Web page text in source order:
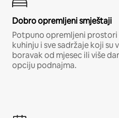
Dobro opremljeni smještaji
Potpuno opremljeni prostori
kuhinju i sve sadržaje koji
boravak od mjesec ili više
opciju podnajma.